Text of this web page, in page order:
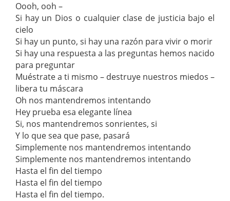
Oooh, ooh –
Si hay un Dios o cualquier clase de justicia bajo el
cielo
Si hay un punto, si hay una razón para vivir o morir
Si hay una respuesta a las preguntas hemos nacido
para preguntar
Muéstrate a ti mismo – destruye nuestros miedos –
libera tu máscara
Oh nos mantendremos intentando
Hey prueba esa elegante línea
Si, nos mantendremos sonrientes, si
Y lo que sea que pase, pasará
Simplemente nos mantendremos intentando
Simplemente nos mantendremos intentando
Hasta el fin del tiempo
Hasta el fin del tiempo
Hasta el fin del tiempo.